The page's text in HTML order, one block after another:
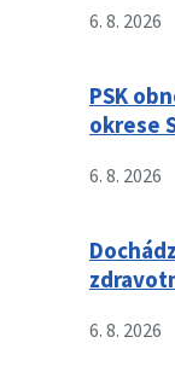
6. 8. 2026
PSK
okrese
6. 8. 2026
6. 8. 2026